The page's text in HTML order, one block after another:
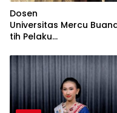
Dosen
Universitas Mercu
tih Pelaku
Lewat Kemasan